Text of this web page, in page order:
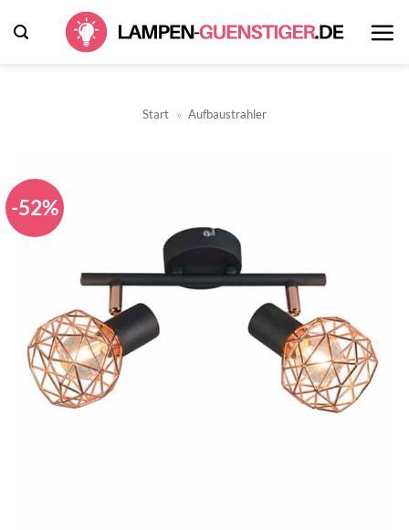
Inhalt
Start » Aufbaustrahler
-52%